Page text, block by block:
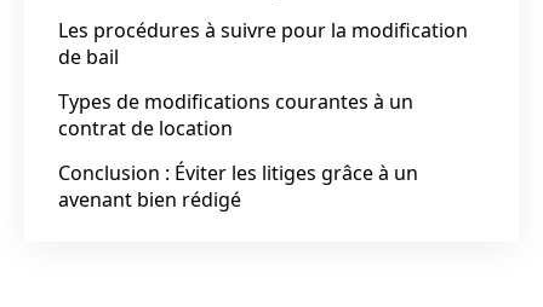
Les procédures à suivre pour la modification
de bail
Types de modifications courantes à un
contrat de location
Conclusion : Éviter les litiges grâce à un
avenant bien rédigé